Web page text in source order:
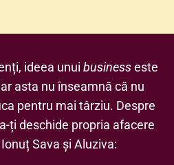
ideea unui business este
asta nu înseamnă că nu
pentru mai târziu. Despre
ți deschide propria afacere
Sava și Aluziva: